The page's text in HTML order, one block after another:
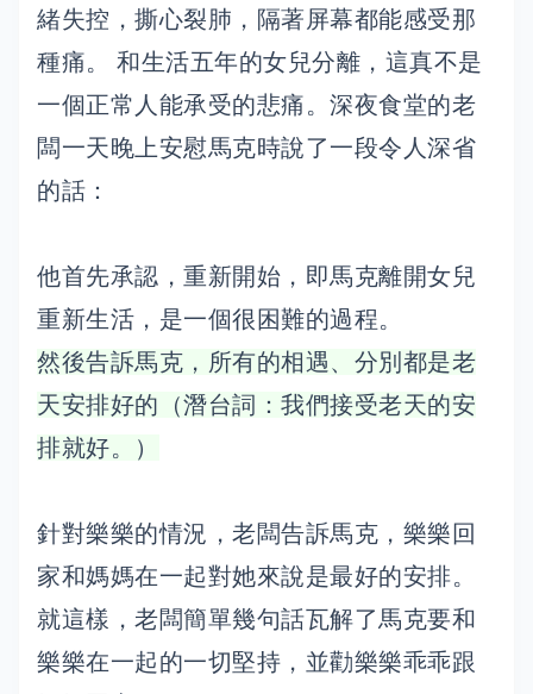
緒失控，撕心裂肺，隔著屏幕都能感受那
種痛。 和生活五年的女兒分離，這真不是
一個正常人能承受的悲痛。深夜食堂的老
闆一天晚上安慰馬克時說了一段令人深省
的話：
他首先承認，重新開始，即馬克離開女兒
重新生活，是一個很困難的過程。
然後告訴馬克，所有的相遇、分別都是老
天安排好的（潛台詞：我們接受老天的安
排就好。）
針對樂樂的情況，老闆告訴馬克，樂樂回
家和媽媽在一起對她來說是最好的安排。
就這樣，老闆簡單幾句話瓦解了馬克要和
樂樂在一起的一切堅持，並勸樂樂乖乖跟